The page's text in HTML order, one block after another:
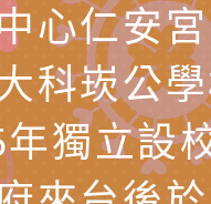
影片
「
－行動
孫樂淘
海報電
處檢送
標語播
素材
府LED
播影片
聞傳播
政策溝
新村眷
心仁安
科崁公
獨立設